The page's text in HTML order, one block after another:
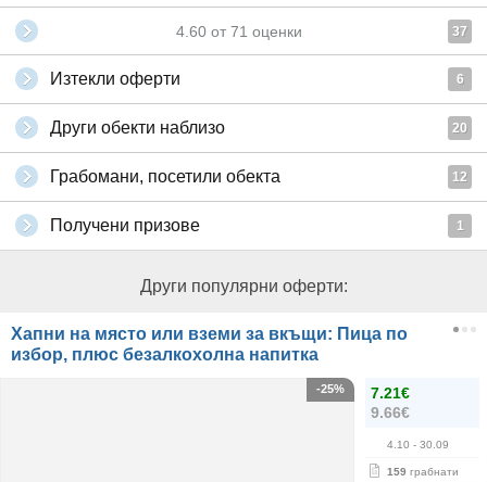
4.60 от 71 оценки 37
Изтекли оферти 6
Други обекти наблизо 20
Грабомани, посетили обекта 12
Получени призове 1
Други популярни оферти:
Хапни на място или вземи за вкъщи: Пица по
избор, плюс безалкохолна напитка
7.21€
9.66€
4.10 - 30.09
159 грабнати
-25%